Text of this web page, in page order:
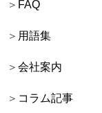
FAQ
用語集
会社案内
コラム記事